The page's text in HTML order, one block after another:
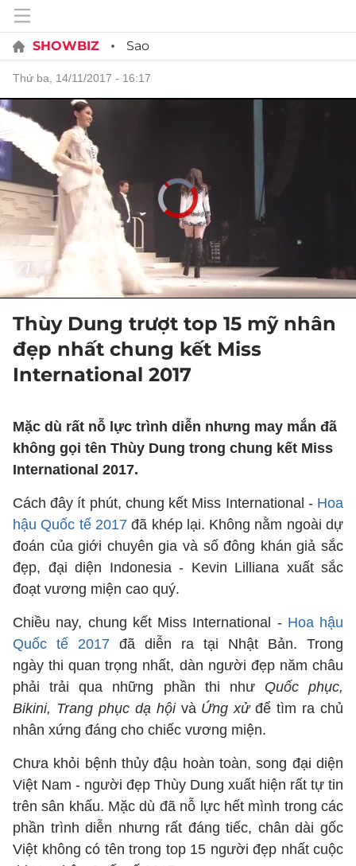
SHOWBIZ Sao
thứ ba, 14/11/2017 - 16:17
Thùy Dung trượt top 15 mỹ nhân
đẹp nhất chung kết Miss
International 2017
Mặc dù rất nỗ lực trình diễn nhưng may mắn đã
không gọi tên Thùy Dung trong chung kết Miss
International 2017.
Cách đây ít phút, chung kết Miss International - Hoa
hậu Quốc tế 2017 đã khép lại. Không nằm ngoài dự
đoán của giới chuyên gia và số đông khán giả sắc
đẹp, đại diện Indonesia - Kevin Lilliana xuất sắc
đoạt vương miện cao quý.
Chiều nay, chung kết Miss International - Hoa hậu
Quốc tế 2017 đã diễn ra tại Nhật Bản. Trong
ngày thi quan trọng nhất, dàn người đẹp năm châu
phải trải qua những phần thi như Quốc phục,
Bikini, Trang phục dạ hội vàỨng xửđể tìm ra chủ
nhân xứng đáng cho chiếc vương miện.
Chưa khỏi bệnh thủy đậu hoàn toàn, song đại diện
Việt Nam - người đẹp Thùy Dung xuất hiện rất tự tin
trên sân khấu. Mặc dù đã nỗ lực hết mình trong các
phần trình diễn nhưng rất đáng tiếc, chân dài gốc
Việt không có tên trong top 15 người đẹp nhất cuộc